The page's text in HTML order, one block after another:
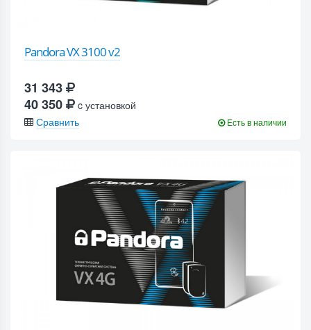
Pandora VX 3100 v2
31 343
40 350
c установкой
Сравнить
Есть в наличии